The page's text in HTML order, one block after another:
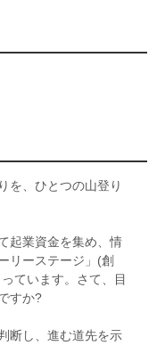
を、ひとつの山登り
起業資金を集め、情
リーステージ」(創
ています。さて、目
すか?
断し、進む道先を示